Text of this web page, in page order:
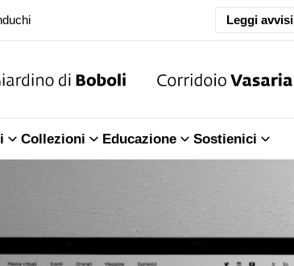
dell'Iliade
dell'Iliade
Leggi avvisi
Collezioni Educazione Sostienici